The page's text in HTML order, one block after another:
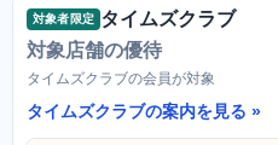
対象者限定 タイムズクラブ
対象店舗の優待
タイムズクラブの会員が対象
タイムズクラブの案内を見る